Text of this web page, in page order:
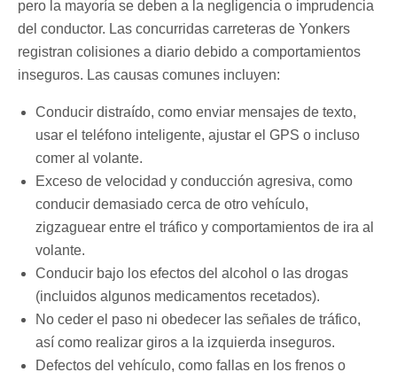
pero la mayoría se deben a la negligencia o imprudencia
del conductor. Las concurridas carreteras de Yonkers
registran colisiones a diario debido a comportamientos
inseguros. Las causas comunes incluyen:
Conducir distraído, como enviar mensajes de texto,
usar el teléfono inteligente, ajustar el GPS o incluso
comer al volante.
Exceso de velocidad y conducción agresiva, como
conducir demasiado cerca de otro vehículo,
zigzaguear entre el tráfico y comportamientos de ira al
volante.
Conducir bajo los efectos del alcohol o las drogas
(incluidos algunos medicamentos recetados).
No ceder el paso ni obedecer las señales de tráfico,
así como realizar giros a la izquierda inseguros.
Defectos del vehículo, como fallas en los frenos o